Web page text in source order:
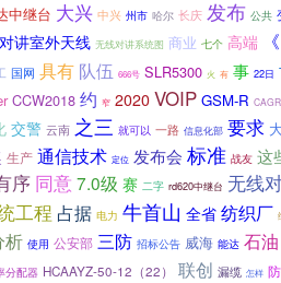
中继台 大兴 中兴 州市 哈尔 长庆 发布 公共
讲室外天线 无线对讲系统图 商业 七个 高端 《
国网 具有 队伍 666号 SLR5300 火 有 事 22日
CCW2018 约 窄 2020 VOIP GSM-R CAGR
交警 云南 之三 就可以 一路 信息化部 要求
生产 通信技术 定位 发布会 标准 战友 这
序 同意 7.0级 赛 二字 rd620中继台 无线
工程 占据 电力 牛首山 全省 纺织厂
析 使用 公安部 三防 招标公告 威海 能达 石油
分配器 HCAAYZ-50-12（22） 联创 漏缆 怎样